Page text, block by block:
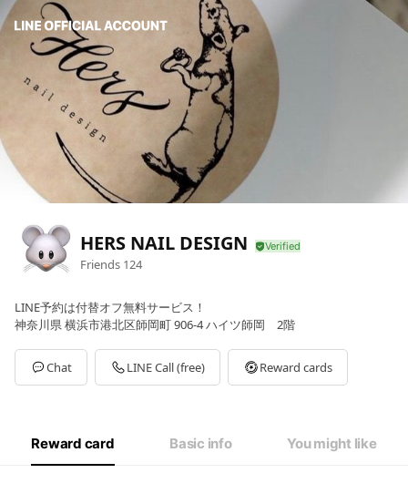
HERS NAIL DESIGN
Friends 124
LINE予約は付替オフ無料サービス！
神奈川県 横浜市港北区師岡町 906-4 ハイツ師岡 2階
Chat LINE Call (free) Reward cards
Reward card Basic info You might like